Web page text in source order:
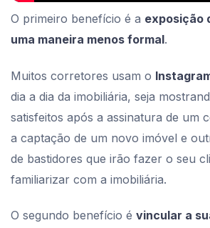
O primeiro benefício é a exposição
uma maneira menos formal.
Muitos corretores usam o
dia a dia da imobiliária, seja
satisfeitos após a assinatura de um
a captação de um novo imóvel e
de bastidores que irão fazer o seu
familiarizar com a imobiliária.
O segundo benefício é vincular a